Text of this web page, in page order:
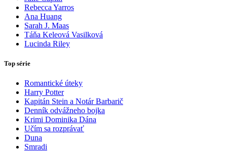
Rebecca Yarros
Ana Huang
Sarah J. Maas
Táňa Keleová Vasilková
Lucinda Riley
Top série
Romantické úteky
Harry Potter
Kapitán Stein a Notár Barbarič
Denník odvážneho bojka
Krimi Dominika Dána
Učím sa rozprávať
Duna
Smradi